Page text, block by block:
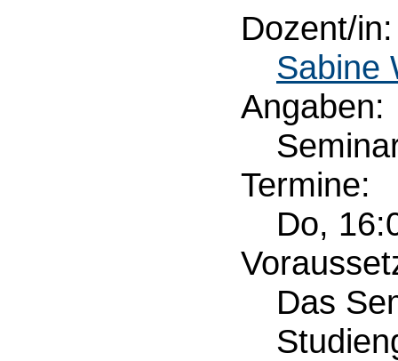
Dozent/in:
Sabine
Angaben:
Termine:
Do,
Das